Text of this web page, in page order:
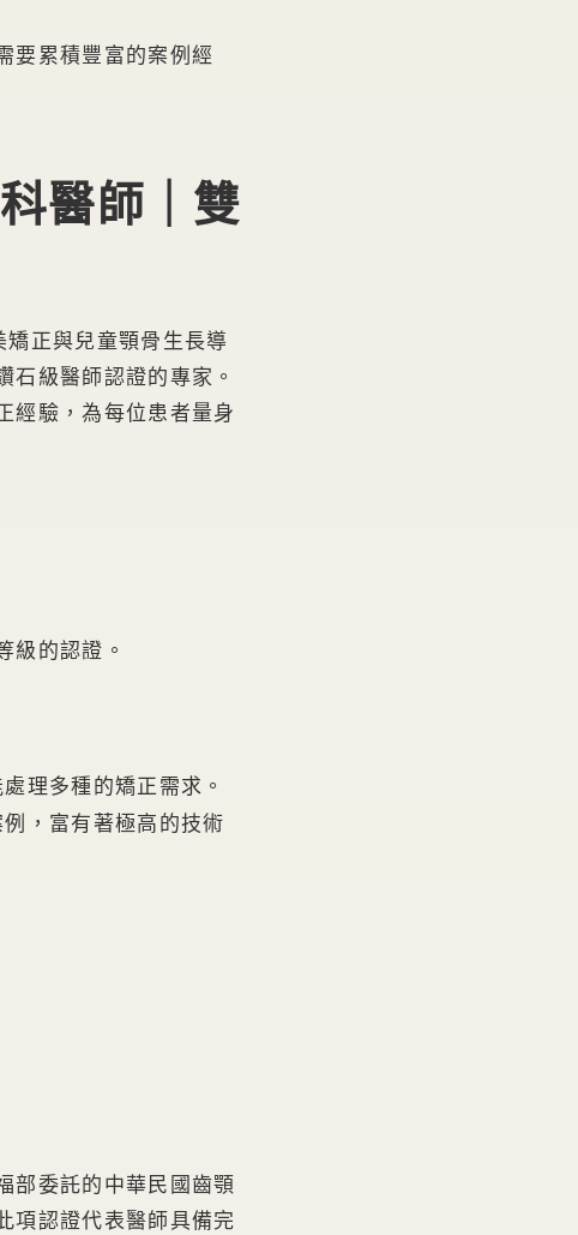
要累積豐富的案例經
醫師｜雙
正與兒童顎骨生長導
石級醫師認證的專家。
經驗，為每位患者量身
級的認證。
理多種的矯正需求。
，富有著極高的技術
部委託的中華民國齒顎
項認證代表醫師具備完